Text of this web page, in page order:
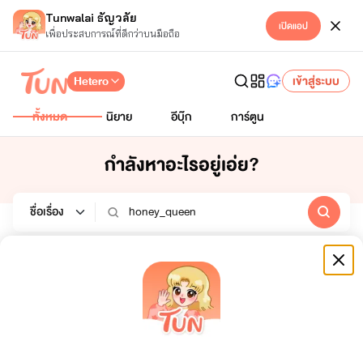
Tunwalai ธัญวลัย
เพื่อประสบการณ์ที่ดีกว่าบนมือถือ เปิดแอป
Hetero
เข้าสู่ระบบ
ทั้งหมด
นิยาย อีบุ๊ก การ์ตูน
กำลังหาอะไรอยู่เอ่ย?
อีบุ๊ก
สถานะจบ
ทั้งหมด